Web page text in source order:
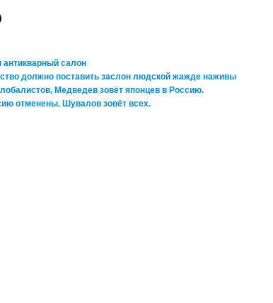
антикварный салон
должно поставить заслон людской жажде наживы
Медведев зовёт японцев в Россию.
отменены. Шувалов зовёт всех.